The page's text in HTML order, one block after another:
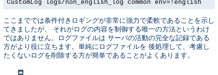
CustomLog logs/non_english_log common env=!english
ここまででは条件付きロギングが非常に強力で柔軟であることを示し
てきましたが、 それがログの内容を制御する唯一の方法というわけ
ではありません。ログファイルは サーバの活動の完全な記録である
方がより役に立ちます。単純にログファイルを 後処理して、考慮し
たくないログを削除する方が簡単であることがよくあります。